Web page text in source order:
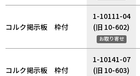
コルク掲示板 枠付
1-10111-04
(旧 10-602)
お取り寄せ
コルク掲示板 枠付
1-10141-07
(旧 10-603)